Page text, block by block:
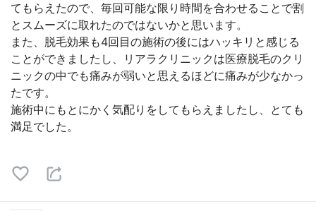
てもらえたので、毎回可能な限り時間を合わせることで割
とスムーズに取れたのではないかと思います。
また、脱毛効果も4回目の施術の後にはハッキリと感じる
ことができましたし、リアラクリニックは医療脱毛のクリ
ニックの中でも痛みが弱いと思えるほどに痛みが少なかっ
たです。
施術中にもとにかく気配りをしてもらえましたし、とても
満足でした。